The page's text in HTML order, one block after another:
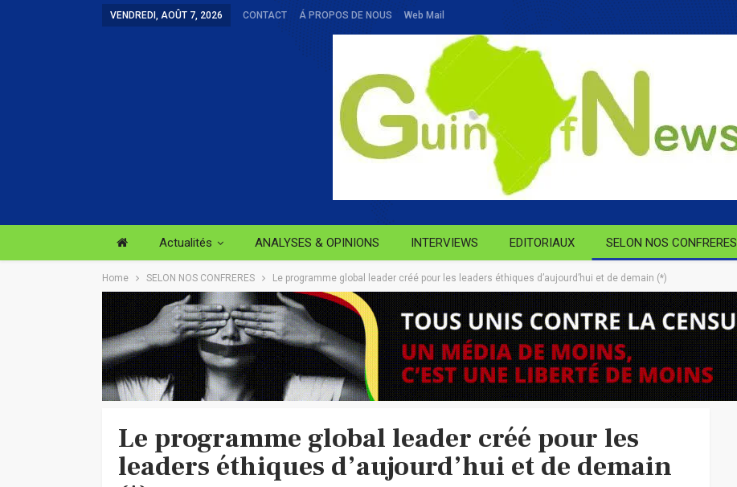
VENDREDI, AOÛT 7, 2026 CONTACT Á PROPOS DE NOUS Web Mail
Actualités ANALYSES & OPINIONS INTERVIEWS EDITORIAUX SELON NOS CONFRERES
Home SELON NOS CONFRERES Le programme global leader créé pour les leaders éthiques d’aujourd’hui et de demain (*)
Le programme global leader créé pour les
leaders éthiques d’aujourd’hui et de demain